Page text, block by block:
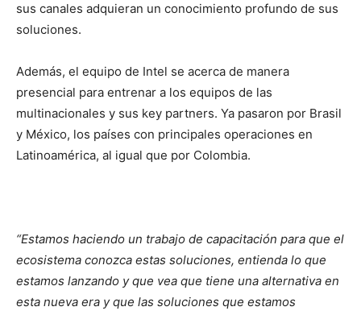
sus canales adquieran un conocimiento profundo de sus
soluciones.
Además, el equipo de Intel se acerca de manera
presencial para entrenar a los equipos de las
multinacionales y sus key partners. Ya pasaron por Brasil
y México, los países con principales operaciones en
Latinoamérica, al igual que por Colombia.
“Estamos haciendo un trabajo de capacitación para que el
ecosistema conozca estas soluciones, entienda lo que
estamos lanzando y que vea que tiene una alternativa en
esta nueva era y que las soluciones que estamos